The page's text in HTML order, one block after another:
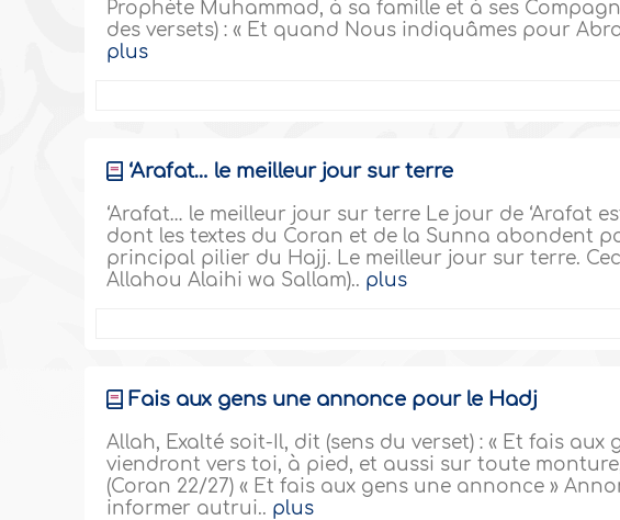
Prophète Muhammad, à sa famille et à ses
des versets) : « Et quand Nous indiquâmes pour
plus
‘Arafat… le meilleur jour sur terre
‘Arafat… le meilleur jour sur terre Le jour de ‘Arafat
dont les textes du Coran et de la Sunna abondent
principal pilier du Hajj. Le meilleur jour sur terre.
Allahou Alaihi wa Sallam).. plus
Fais aux gens une annonce pour le Hadj
Allah, Exalté soit-Il, dit (sens du verset) : « Et fais
viendront vers toi, à pied, et aussi sur toute
(Coran 22/27) « Et fais aux gens une annonce »
informer autrui.. plus